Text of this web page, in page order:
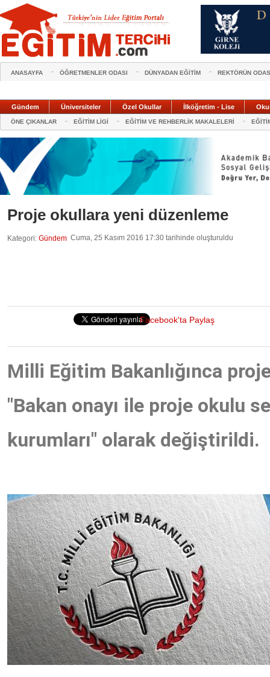
ANASAYFA ÖĞRETMENLER ODASI DÜNYADAN EĞİTİM REKTÖRÜN
Gündem Üniversiteler Özel Okullar İlköğretim - Lise
ÖNE ÇIKANLAR EĞİTİM LİGİ EĞİTİM VE REHBERLİK MAKALELERİ
Proje okullara yeni düzenleme
Kategori: Gündem Cuma, 25 Kasım 2016 17:30 tarihinde oluşturuldu
Facebook'ta Paylaş
Milli Eğitim Bakanlığınca
"Bakan onayı ile proje okulu
kurumları" olarak değiştirildi.